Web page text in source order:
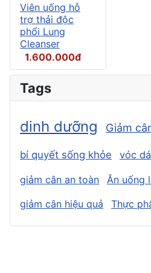
Viên uống hỗ
trợ thải độc
phổi Lung
Cleanser
1.600.000đ
Tags
dinh dưỡng Giảm
bí quyết sống khỏe vóc
giảm cân an toàn
Ăn uống
giảm cân hiệu quả
Thực